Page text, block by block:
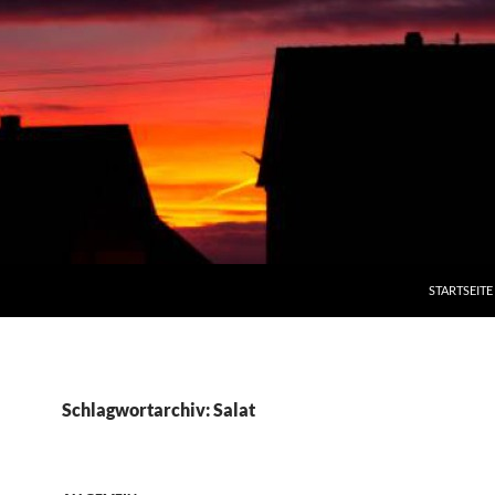
STARTSEITE
Schlagwortarchiv: Salat